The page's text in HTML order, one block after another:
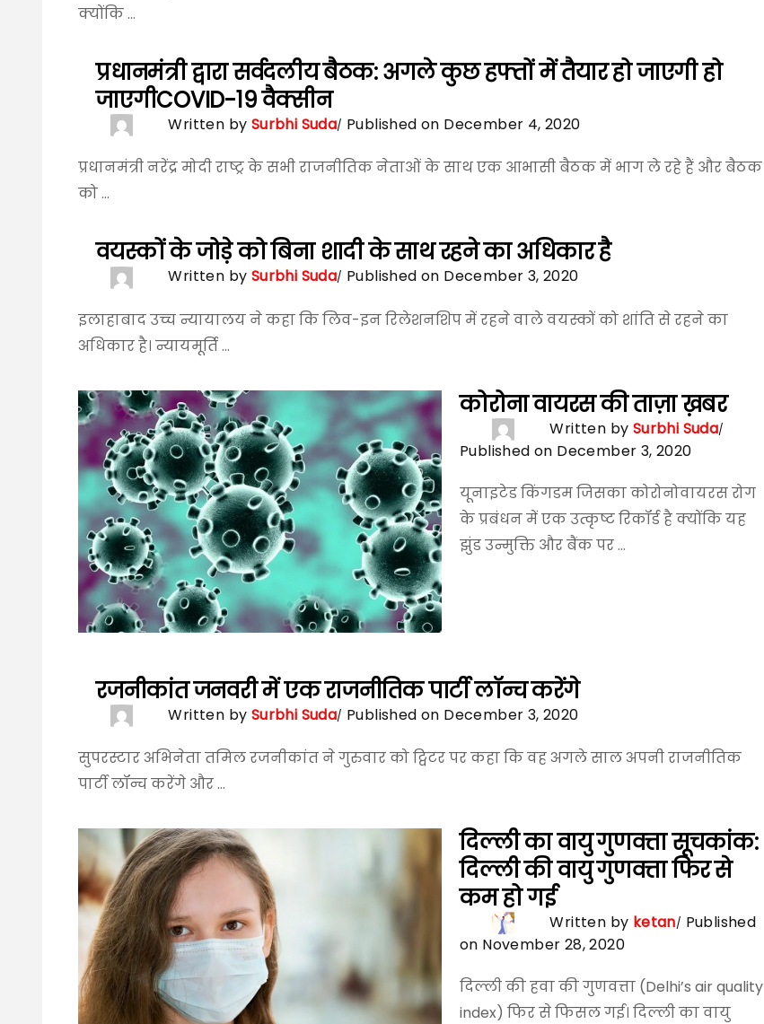
क्योंकि ...
प्रधानमंत्री द्वारा सर्वदलीय बैठक: अगले कुछ हफ्तों में तैयार हो जाएगी हो
जाएगीCOVID-19 वैक्सीन
Written by Surbhi Suda Published on December 4, 2020
प्रधानमंत्री नरेंद्र मोदी राष्ट्र के सभी राजनीतिक नेताओं के साथ एक आभासी बैठक में भाग ले रहे हैं और बैठक
को ...
वयस्कों के जोड़े को बिना शादी के साथ रहने का अधिकार है
Written by Surbhi Suda Published on December 3, 2020
इलाहाबाद उच्च न्यायालय ने कहा कि लिव-इन रिलेशनशिप में रहने वाले वयस्कों को शांति से रहने का
अधिकार है। न्यायमूर्ति ...
कोरोना वायरस की ताज़ा ख़बर
Written by Surbhi Suda
Published on December 3, 2020
यूनाइटेड किंगडम जिसका कोरोनोवायरस रोग
के प्रबंधन में एक उत्कृष्ट रिकॉर्ड है क्योंकि यह
झुंड उन्मुक्ति और बैंक पर ...
रजनीकांत जनवरी में एक राजनीतिक पार्टी लॉन्च करेंगे
Written by Surbhi Suda Published on December 3, 2020
सुपरस्टार अभिनेता तमिल रजनीकांत ने गुरुवार को ट्विटर पर कहा कि वह अगले साल अपनी राजनीतिक
पार्टी लॉन्च करेंगे और ...
दिल्ली का वायु गुणवत्ता सूचकांक:
दिल्ली की वायु गुणवत्ता फिर से
कम हो गई
Written by ketan Published
on November 28, 2020
दिल्ली की हवा की गुणवत्ता (Delhi’s air quality
index) फिर से फिसल गई। दिल्ली का वायु